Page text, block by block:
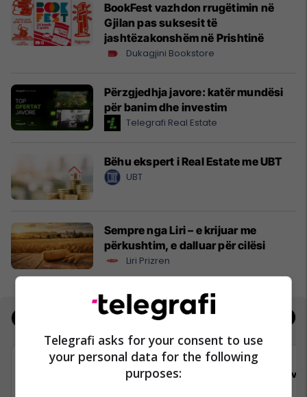
BookFest vazhdon rrugëtimin në
Gjilan pas suksesit të
jashtëzakonshëm në Prishtinë
Dukagjini Bookstore
Përzgjedhja javore: katër mundësi
për banim dhe investim
Telegrafi Real Estate
Bëhu ekspert i Real Estate me UBT
UBT
Sempre nga Liri – e krijuar me
përkushtim, e dalluar për cilësi
Liri Prizren
Real Estate
Viva Fresh Store
Telegrafi asks for your consent to use
your personal data for the following
purposes: